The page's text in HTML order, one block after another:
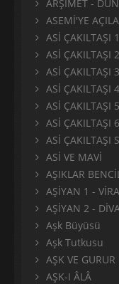
ARŞİMET -
ASEMİ'YE
ASİ ÇAKILTAŞI
ASİ ÇAKILTAŞI
ASİ ÇAKILTAŞI
ASİ ÇAKILTAŞI
ASİ ÇAKILTAŞI
ASİ ÇAKILTAŞI
ASİ ÇAKILTAŞI
ASİ VE MAVİ
AŞIKLAR
AŞİYAN 1 -
AŞİYAN 2 -
Aşk Büyüsü
Aşk Tutkusu
AŞK VE GURUR
AŞK-I ÂLÂ